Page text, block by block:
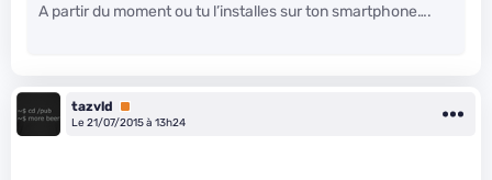
A partir du moment ou tu l’installes sur ton smartphone….
tazvld
Premium
Le 21/07/2015 à 13h24